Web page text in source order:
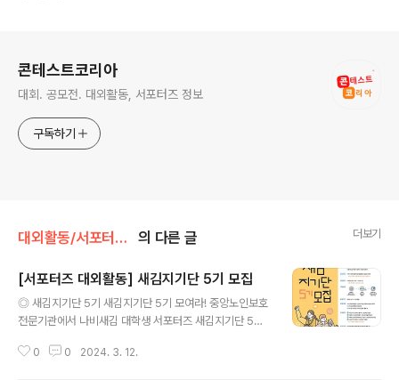
콘테스트코리아
대회. 공모전. 대외활동, 서포터즈 정보
구독하기
대외활동/서포터즈 • 기자단 의 다른 글 더보기
[서포터즈 대외활동] 새김지기단 5기 모집
◎ 새김지기단 5기 새김지기단 5기 모여라! 중앙노인보호
전문기관에서 나비새김 대학생 서포터즈 새김지기단 5기
업에 관심 있는 대학생이라면 누구나 지원 가능 ◎ 모집인
0 0 2024. 3. 12.